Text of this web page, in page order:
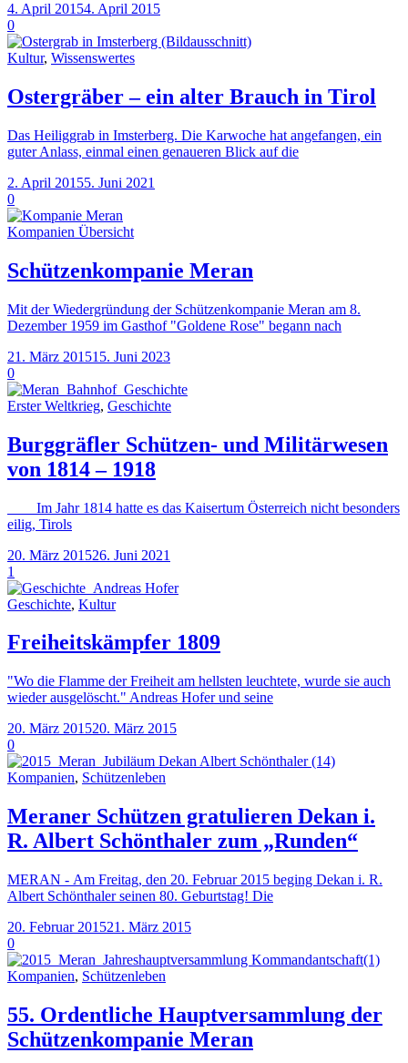
4. April 20154. April 2015
0
Kultur, Wissenswertes
Ostergräber – ein alter Brauch in Tirol
Das Heiliggrab in Imsterberg. Die Karwoche hat angefangen, ein
guter Anlass, einmal einen genaueren Blick auf die
2. April 20155. Juni 2021
0
Kompanien Übersicht
Schützenkompanie Meran
Mit der Wiedergründung der Schützenkompanie Meran am 8.
Dezember 1959 im Gasthof "Goldene Rose" begann nach
21. März 201515. Juni 2023
0
Erster Weltkrieg, Geschichte
Burggräfler Schützen- und Militärwesen
von 1814 – 1918
Im Jahr 1814 hatte es das Kaisertum Österreich nicht besonders
eilig, Tirols
20. März 201526. Juni 2021
1
Geschichte, Kultur
Freiheitskämpfer 1809
"Wo die Flamme der Freiheit am hellsten leuchtete, wurde sie auch
wieder ausgelöscht." Andreas Hofer und seine
20. März 201520. März 2015
0
Kompanien, Schützenleben
Meraner Schützen gratulieren Dekan i.
R. Albert Schönthaler zum „Runden“
MERAN - Am Freitag, den 20. Februar 2015 beging Dekan i. R.
Albert Schönthaler seinen 80. Geburtstag! Die
20. Februar 201521. März 2015
0
Kompanien, Schützenleben
55. Ordentliche Hauptversammlung der
Schützenkompanie Meran